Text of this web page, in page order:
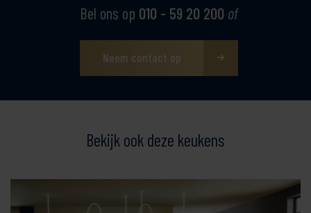
Bel ons op 010 - 59 20 200 of
Neem contact op
Bekijk ook deze keukens